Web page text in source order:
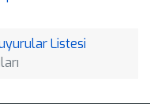
Listesi